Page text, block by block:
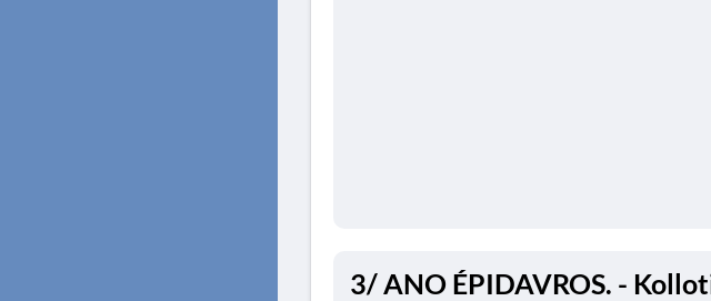
3/ ANO ÉPIDAVROS. -